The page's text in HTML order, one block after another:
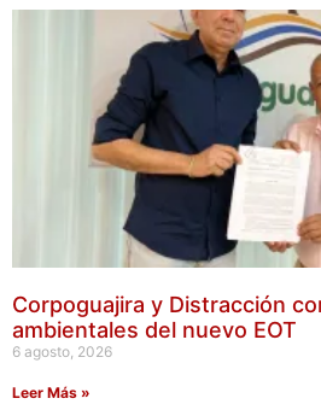
Corpoguajira y Distracción
ambientales del nuevo EOT
6 agosto, 2026
Leer Más »